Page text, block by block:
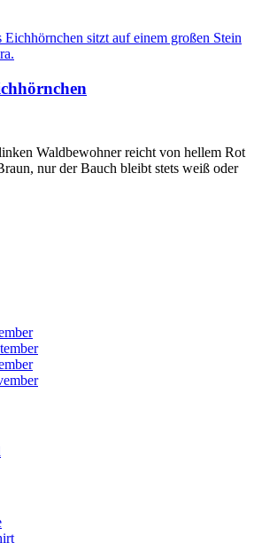
Waldbewohner reicht von hellem Rot
nur der Bauch bleibt stets weiß oder